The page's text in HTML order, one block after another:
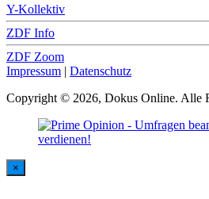
Y-Kollektiv
ZDF Info
ZDF Zoom
Impressum | Datenschutz
Copyright © 2026, Dokus Online. Alle
×